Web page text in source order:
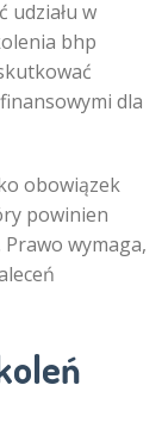
udziału w
bhp
dla
obowiązek
powinien
wymaga,